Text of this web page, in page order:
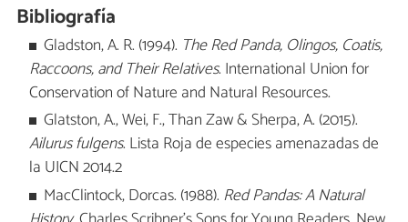
Bibliografía
Gladston, A. R. (1994). The Red Panda, Olingos, Coatis,
Raccoons, and Their Relatives. International Union for
Conservation of Nature and Natural Resources.
Glatston, A., Wei, F., Than Zaw & Sherpa, A. (2015).
Ailurus fulgens. Lista Roja de especies amenazadas de
la UICN 2014.2
MacClintock, Dorcas. (1988). Red Pandas: A Natural